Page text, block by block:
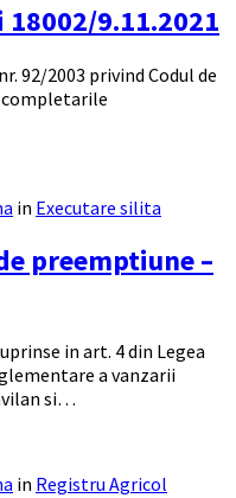
9.11.2021
92/2003 privind Codul de
completarile
in Executare silita
preemptiune –
in art. 4 din Legea
a vanzarii
si…
in Registru Agricol